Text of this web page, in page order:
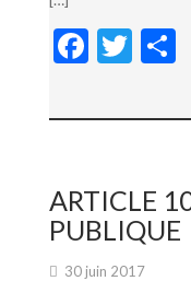
F
e
o
o
k
T
itt
ARTICLE
PUBLIQUE
30 juin 2017